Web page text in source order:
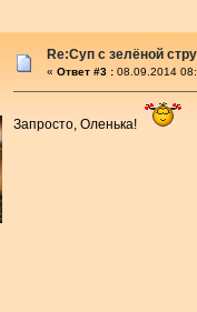
Re:Cуп с зелёной
« Ответ #3 : 08.09.2014
Запросто, Оленька!